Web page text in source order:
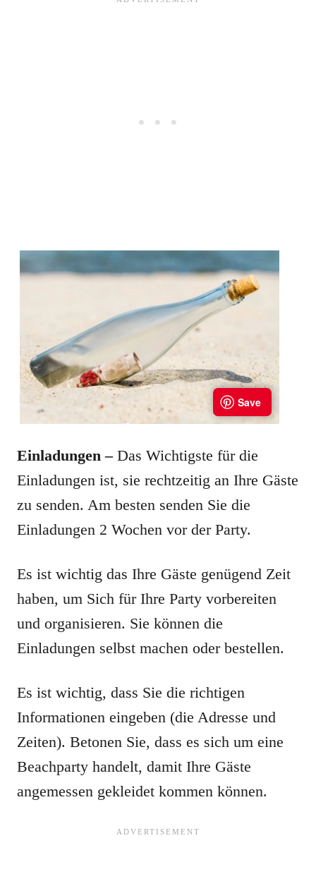
Einladungen – Das Wichtigste für die
Einladungen ist, sie rechtzeitig an Ihre Gäste
zu senden. Am besten senden Sie die
Einladungen 2 Wochen vor der Party.
Es ist wichtig das Ihre Gäste genügend Zeit
haben, um Sich für Ihre Party vorbereiten
und organisieren. Sie können die
Einladungen selbst machen oder bestellen.
Es ist wichtig, dass Sie die richtigen
Informationen eingeben (die Adresse und
Zeiten). Betonen Sie, dass es sich um eine
Beachparty handelt, damit Ihre Gäste
angemessen gekleidet kommen können.